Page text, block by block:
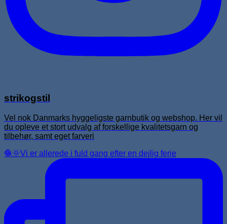
strikogstil
Vel nok Danmarks hyggeligste garnbutik og webshop. Her vil
du opleve et stort udvalg af forskellige kvalitetsgarn og
tilbehør, samt eget farveri
🧶🌞Vi er allerede i fuld gang efter en dejlig ferie